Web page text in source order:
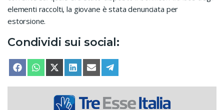
elementi raccolti, la giovane è stata denunciata per
estorsione.
Condividi sui social:
SHARE ON
FACEBOOKSHARE ON
WHATSAPPSHARE ON
X (TWITTER)
SHARE ON
LINKEDINSHARE ON
EMAIL